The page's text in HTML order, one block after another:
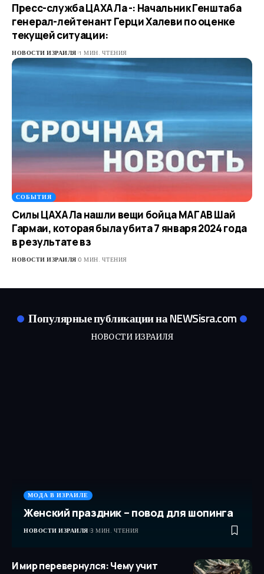
Пресс-служба ЦАХАЛа -: Начальник Генштаба
генерал-лейтенант Герци Халеви по оценке
текущей ситуации:
НОВОСТИ ИЗРАИЛЯ 1 МИН. ЧТЕНИЯ
СОБЫТИЯ
Силы ЦАХАЛа нашли вещи бойца МАГАВ Шай
Гармаи, которая была убита 7 января 2024 года
в результате вз
НОВОСТИ ИЗРАИЛЯ 0 МИН. ЧТЕНИЯ
Популярные публикации на NEWSisra.com
НОВОСТИ ИЗРАИЛЯ
МОДА В ИЗРАИЛЕ
Женский праздник – повод для шопинга
НОВОСТИ ИЗРАИЛЯ 3 МИН. ЧТЕНИЯ
И мир перевернулся: Чему учит